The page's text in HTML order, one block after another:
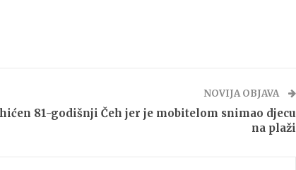
NOVIJA OBJAVA
81-godišnji Čeh jer je mobitelom snimao djecu
na plaži